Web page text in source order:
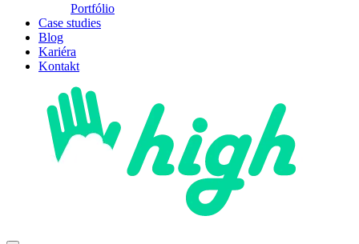
Portfólio
Case studies
Blog
Kariéra
Kontakt